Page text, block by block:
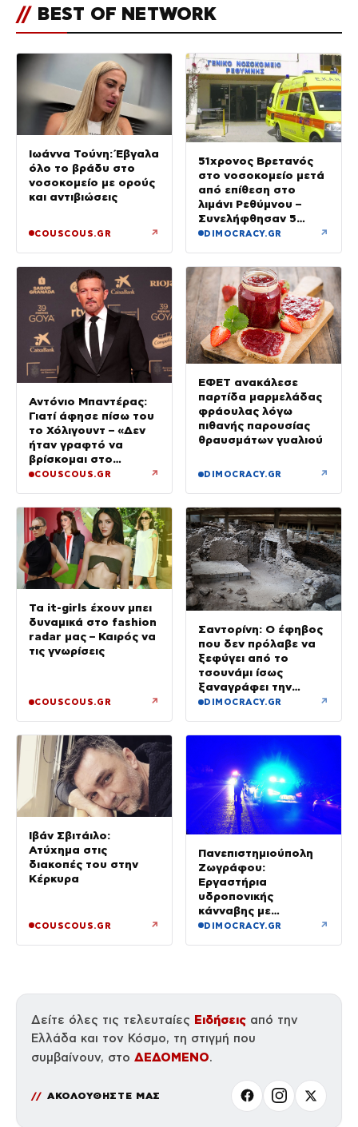
// BEST OF NETWORK
Ιωάννα Τούνη: Έβγαλα
όλο το βράδυ στο
νοσοκομείο με ορούς
και αντιβιώσεις
COUSCOUS.GR ↗
51χρονος Βρετανός
στο νοσοκομείο μετά
από επίθεση στο
λιμάνι Ρεθύμνου –
Συνελήφθησαν 5
άτομα
DIMOCRACY.GR ↗
Αντόνιο Μπαντέρας:
Γιατί άφησε πίσω του
το Χόλιγουντ – «Δεν
ήταν γραφτό να
βρίσκομαι στο
Μαλιμπού, αλλά στη
COUSCOUS.GR ↗
ΕΦΕΤ ανακάλεσε
παρτίδα μαρμελάδας
φράουλας λόγω
πιθανής παρουσίας
θραυσμάτων γυαλιού
DIMOCRACY.GR ↗
Τα it-girls έχουν μπει
δυναμικά στο fashion
radar μας – Καιρός να
τις γνωρίσεις
COUSCOUS.GR ↗
Σαντορίνη: Ο έφηβος
που δεν πρόλαβε να
ξεφύγει από το
τσουνάμι ίσως
ξαναγράφει την
ιστορία της μινωικής
DIMOCRACY.GR ↗
Ιβάν Σβιτάιλο:
Ατύχημα στις
διακοπές του στην
Κέρκυρα
COUSCOUS.GR ↗
Πανεπιστημιούπολη
Ζωγράφου:
Εργαστήρια
υδροπονικής
κάνναβης με
προσδοκώμενο
DIMOCRACY.GR ↗
Δείτε όλες τις τελευταίες Ειδήσεις από την
Ελλάδα και τον Κόσμο, τη στιγμή που
συμβαίνουν, στο ΔΕΔΟΜΕΝΟ.
ΑΚΟΛΟΥΘΗΣΤΕ ΜΑΣ